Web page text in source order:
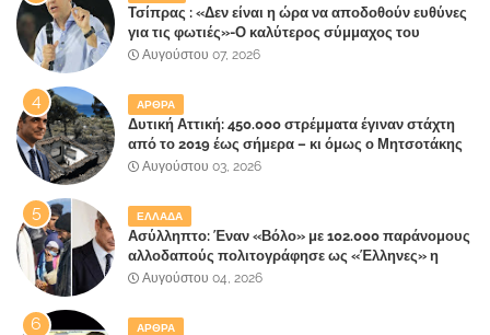
Τσίπρας : «Δεν είναι η ώρα να αποδοθούν ευθύνες
για τις φωτιές»-Ο καλύτερος σύμμαχος του
Μητσοτάκη
Αυγούστου 07, 2026
ΑΡΘΡΑ
Δυτική Αττική: 450.000 στρέμματα έγιναν στάχτη
από το 2019 έως σήμερα – κι όμως ο Μητσοτάκης
έλαβε 40% και 45% στις εκλογές του 2023,ενώ 50%
Αυγούστου 03, 2026
ΕΛΛΑΔΑ
Ασύλληπτο: Έναν «Βόλο» με 102.000 παράνομους
αλλοδαπούς πολιτογράφησε ως «Έλληνες» η
κυβέρνηση!
Αυγούστου 04, 2026
ΑΡΘΡΑ